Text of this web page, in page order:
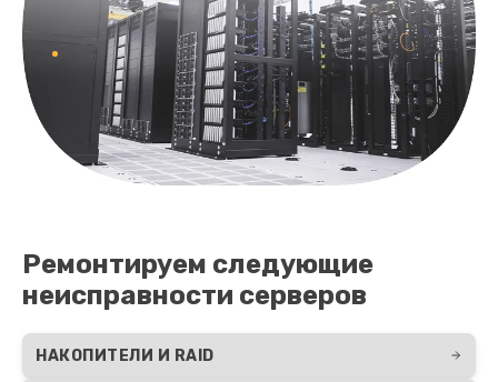
Ремонтируем следующие
неисправности серверов
НАКОПИТЕЛИ И RAID